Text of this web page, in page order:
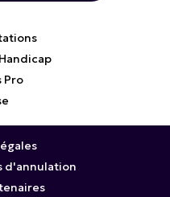
Pro
d'annulation